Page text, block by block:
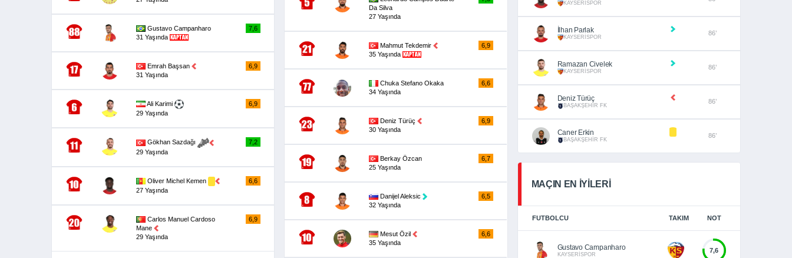
Gustavo Campanharo
31 Yaşında
7,6
Emrah Başsan
31 Yaşında
6,9
Ali Karimi
29 Yaşında
6,9
Gökhan Sazdağı
29 Yaşında
7,2
Oliver Michel Kemen
27 Yaşında
6,6
Carlos Manuel Cardoso
Mane
29 Yaşında
6,9
Da Silva
27 Yaşında
Mahmut Tekdemir
35 Yaşında
6,9
Chuka Stefano Okaka
34 Yaşında
6,6
Deniz Türüç
30 Yaşında
6,9
Berkay Özcan
25 Yaşında
6,7
Danijel Aleksic
32 Yaşında
6,5
Mesut Özil
35 Yaşında
6,6
KAYSERİSPOR
İlhan Parlak
KAYSERİSPOR
86’
Ramazan Civelek
KAYSERİSPOR
86’
Deniz Türüç
BAŞAKŞEHİR FK
86’
Caner Erkin
BAŞAKŞEHİR FK
86’
MAÇIN EN İYİLERİ
FUTBOLCU TAKIM NOT
Gustavo Campanharo
KAYSERİSPOR
7,6